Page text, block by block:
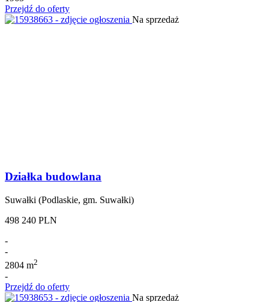
Przejdź do oferty
Na sprzedaż
Działka budowlana
Suwałki (Podlaskie, gm. Suwałki)
498 240 PLN
-
-
2804 m2
-
Przejdź do oferty
Na sprzedaż